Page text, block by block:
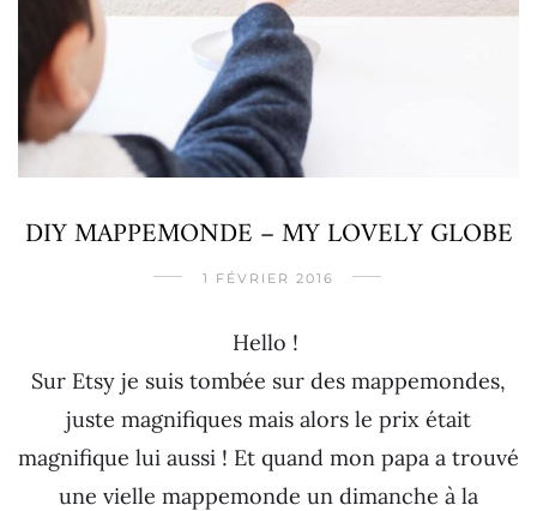
DIY MAPPEMONDE – MY LOVELY GLOBE
1 FÉVRIER 2016
Hello !
Sur Etsy je suis tombée sur des mappemondes,
juste magnifiques mais alors le prix était
magnifique lui aussi ! Et quand mon papa a trouvé
une vielle mappemonde un dimanche à la